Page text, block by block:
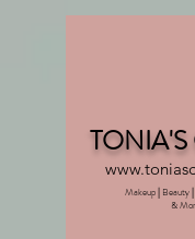
Makeup| Beauty|
&